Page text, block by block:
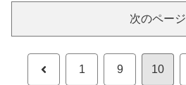
次のページ
前 1 9 10